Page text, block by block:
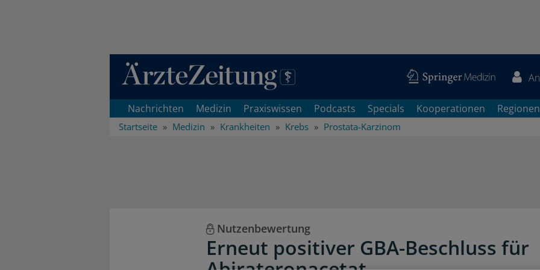
Direkt zum Inhaltsbereich
Nachrichten Medizin Praxiswissen Podcasts Specials Kooperationen Regionen
Startseite Medizin Krankheiten Krebs Prostata-Karzinom
Nutzenbewertung
Erneut positiver GBA-Beschluss für